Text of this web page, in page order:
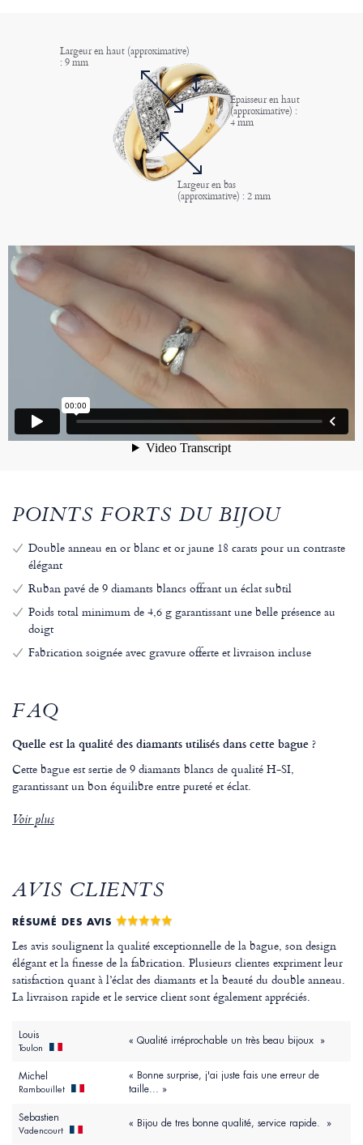
Largeur en haut (approximative)
: 9 mm
Epaisseur en haut
(approximative) :
4 mm
Largeur en bas
(approximative) : 2 mm
POINTS FORTS DU BIJOU
Double anneau en or blanc et or jaune 18 carats pour un contraste
élégant
Ruban pavé de 9 diamants blancs offrant un éclat subtil
Poids total minimum de 4,6 g garantissant une belle présence au
doigt
Fabrication soignée avec gravure offerte et livraison incluse
FAQ
Quelle est la qualité des diamants utilisés dans cette bague ?
Cette bague est sertie de 9 diamants blancs de qualité H-SI,
garantissant un bon équilibre entre pureté et éclat.
Voir plus
AVIS CLIENTS
RÉSUMÉ DES AVIS
Les avis soulignent la qualité exceptionnelle de la bague, son design
élégant et la finesse de la fabrication. Plusieurs clientes expriment leur
satisfaction quant à l’éclat des diamants et la beauté du double anneau.
La livraison rapide et le service client sont également appréciés.
Louis
Toulon
« Qualité irréprochable un très beau bijoux »
Michel
Rambouillet
« Bonne surprise, j'ai juste fais une erreur de
taille... »
Sebastien
Vadencourt
« Bijou de tres bonne qualité, service rapide. »